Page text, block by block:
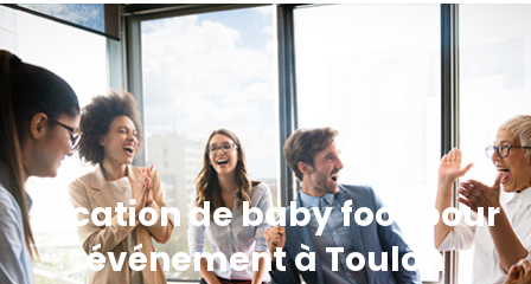
Location de baby foot pour
événement à Toulon